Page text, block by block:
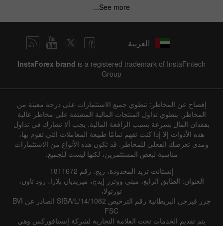
See more...
العربية
InstaForex brand is a registered trademark of InstaFintech
Group
إفصاح عن المخاطر: تنطوي جميع الاستثمارات على درجة معينة من
المخاطر. ينطوي تداول المنتجات المالية المشتقة على مخاطر عالية
بفقدان المال بسرعة بسبب الرافعة المالية. يجب ألا تشارك في تداول
هذه الأدوات إلا إذا كنت تفهم تمامًا طبيعة المعاملات التي تقوم بها،
ومدى تعرضك الفعلي للمخاطر. قد تكون هذه الأنواع من الاستثمارات
مناسبة لبعض المستثمرين، لكنها ليست للجميع.
إنستانت تريد المحدودة، ريج. رقم 1811672
العنوان: الطابق الرابع، مبنى ووترز إيدج، ميريديان بلازا، رود تاون،
تورتولا،
جزر فيرجن البريطانية رقم الترخيص SIBA/L/14/1082 الصادر عن BVI
FSC
يتم تقديم الخدمات تحت العلامة التجارية لشركة إنستافوركس وهي